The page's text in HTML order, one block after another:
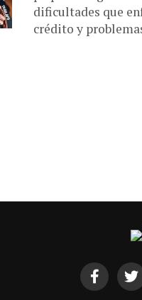
dificultades que
crédito y